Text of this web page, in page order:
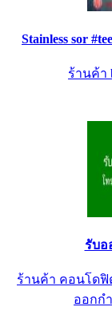
Stainless sor
ร้านค้า
รับอ
ร้านค้า คอนโดฟิ
ออกก